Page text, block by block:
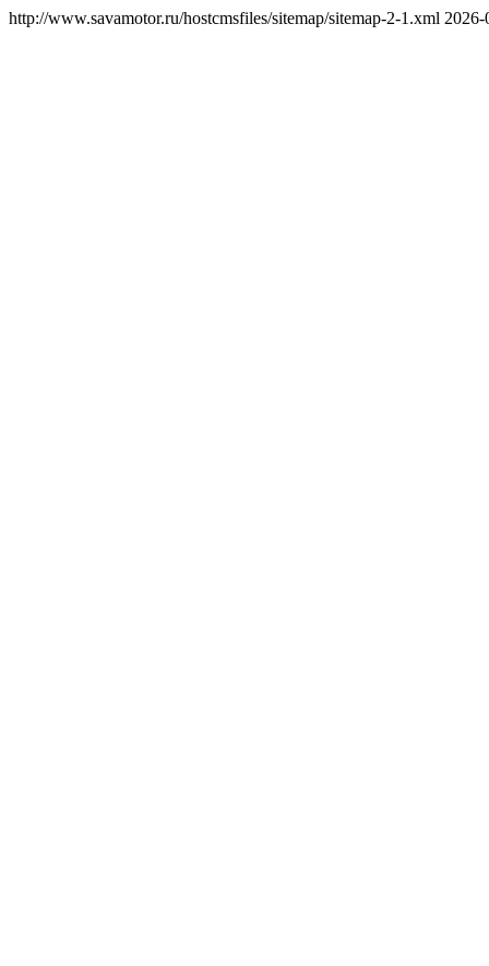
http://www.savamotor.ru/hostcmsfiles/sitemap/sitemap-2-1.xml 2026-